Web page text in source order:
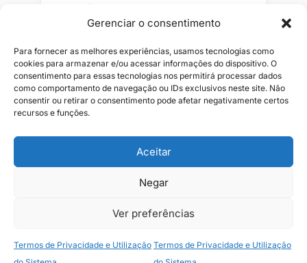
Gerenciar o consentimento
Para fornecer as melhores experiências, usamos tecnologias como
cookies para armazenar e/ou acessar informações do dispositivo. O
consentimento para essas tecnologias nos permitirá processar dados
como comportamento de navegação ou IDs exclusivos neste site. Não
consentir ou retirar o consentimento pode afetar negativamente certos
recursos e funções.
Aceitar
Negar
Ver preferências
Termos de Privacidade e Utilização Termos de Privacidade e Utilização
Pesquisar
Combos
Jeans Kits Masculino
Copyright © 2026 JR1 Shopping.